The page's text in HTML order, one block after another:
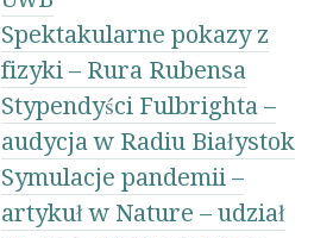
Spektakularne pokazy z
fizyki – Rura Rubensa
Stypendyści Fulbrighta –
audycja w Radiu Białystok
Symulacje pandemii –
artykuł w Nature – udział